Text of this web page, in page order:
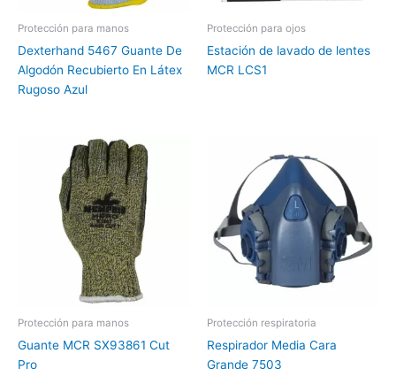
Protección para manos
Dexterhand 5467 Guante De
Algodón Recubierto En Látex
Rugoso Azul
Protección para ojos
Estación de lavado de lentes
MCR LCS1
Protección para manos
Guante MCR SX93861 Cut
Pro
Protección respiratoria
Respirador Media Cara
Grande 7503